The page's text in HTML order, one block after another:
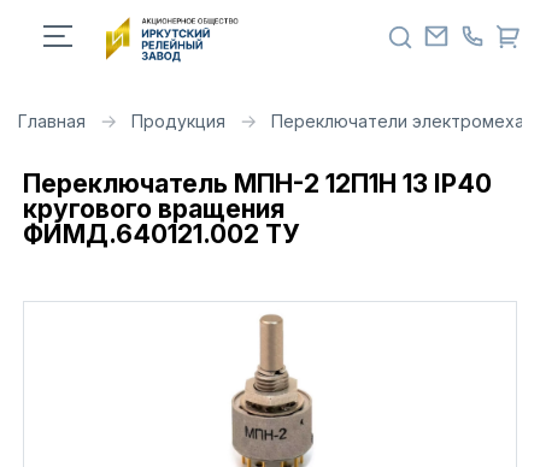
Главная Продукция Переключатели
Переключатель МПН-2 12П1Н 13 IP40
кругового вращения
ФИМД.640121.002 ТУ